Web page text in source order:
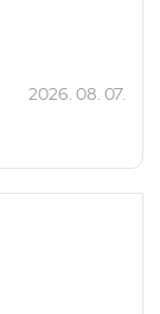
2026. 08. 07.